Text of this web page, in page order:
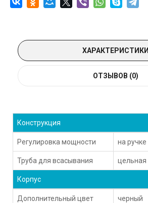
ХАРАКТЕРИСТИКИ
ОТЗЫВОВ (0)
Конструкция
Регулировка мощности на ручке
Труба для всасывания цельная
Корпус
Дополнительный цвет черный